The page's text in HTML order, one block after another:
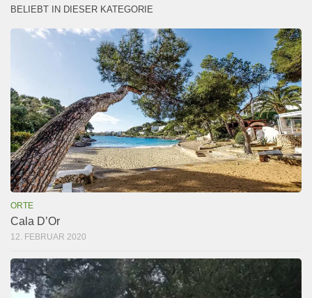
BELIEBT IN DIESER KATEGORIE
ORTE
Cala D’Or
12. FEBRUAR 2020